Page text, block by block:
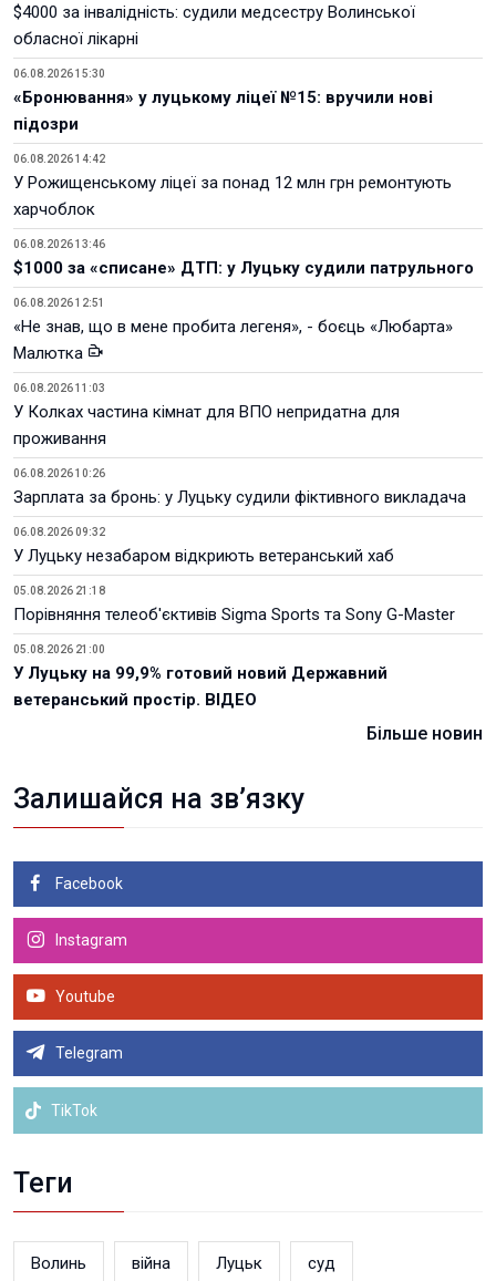
$4000 за інвалідність: судили медсестру Волинської
обласної лікарні
06.08.2026 15:30
«Бронювання» у луцькому ліцеї №15: вручили нові
підозри
06.08.2026 14:42
У Рожищенському ліцеї за понад 12 млн грн ремонтують
харчоблок
06.08.2026 13:46
$1000 за «списане» ДТП: у Луцьку судили патрульного
06.08.2026 12:51
«Не знав, що в мене пробита легеня», - боєць «Любарта»
Малютка
06.08.2026 11:03
У Колках частина кімнат для ВПО непридатна для
проживання
06.08.2026 10:26
Зарплата за бронь: у Луцьку судили фіктивного викладача
06.08.2026 09:32
У Луцьку незабаром відкриють ветеранський хаб
05.08.2026 21:18
Порівняння телеоб'єктивів Sigma Sports та Sony G-Master
05.08.2026 21:00
У Луцьку на 99,9% готовий новий Державний
ветеранський простір. ВІДЕО
Більше новин
Залишайся на зв’язку
Facebook
Instagram
Youtube
Telegram
TikTok
Теги
Волинь війна Луцьк суд